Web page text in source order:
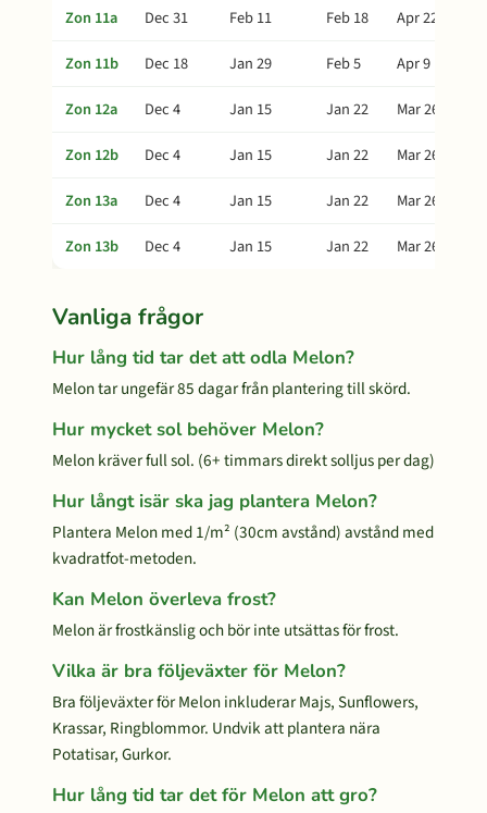
Zon 11a Dec 31 Feb 11 Feb 18
Apr 22
Zon 11b
Dec 18 Jan 29 Feb 5
Apr 9
Zon 12a
Dec 4 Jan 15 Jan 22
Mar 26
Zon 12b
Dec 4 Jan 15 Jan 22
Mar 26
Zon 13a
Dec 4 Jan 15 Jan 22
Mar 26
Zon 13b
Dec 4 Jan 15 Jan 22 Mar 26
Vanliga frågor
Hur lång tid tar det att odla Melon?
Melon tar ungefär 85 dagar från plantering till skörd.
Hur mycket sol behöver Melon?
Melon kräver full sol. (6+ timmars direkt solljus per dag)
Hur långt isär ska jag plantera Melon?
Plantera Melon med 1/m² (30cm avstånd) avstånd med
kvadratfot-metoden.
Kan Melon överleva frost?
Melon är frostkänslig och bör inte utsättas för frost.
Vilka är bra följeväxter för Melon?
Bra följeväxter för Melon inkluderar Majs, Sunflowers,
Krassar, Ringblommor. Undvik att plantera nära
Potatisar, Gurkor.
Hur lång tid tar det för Melon att gro?